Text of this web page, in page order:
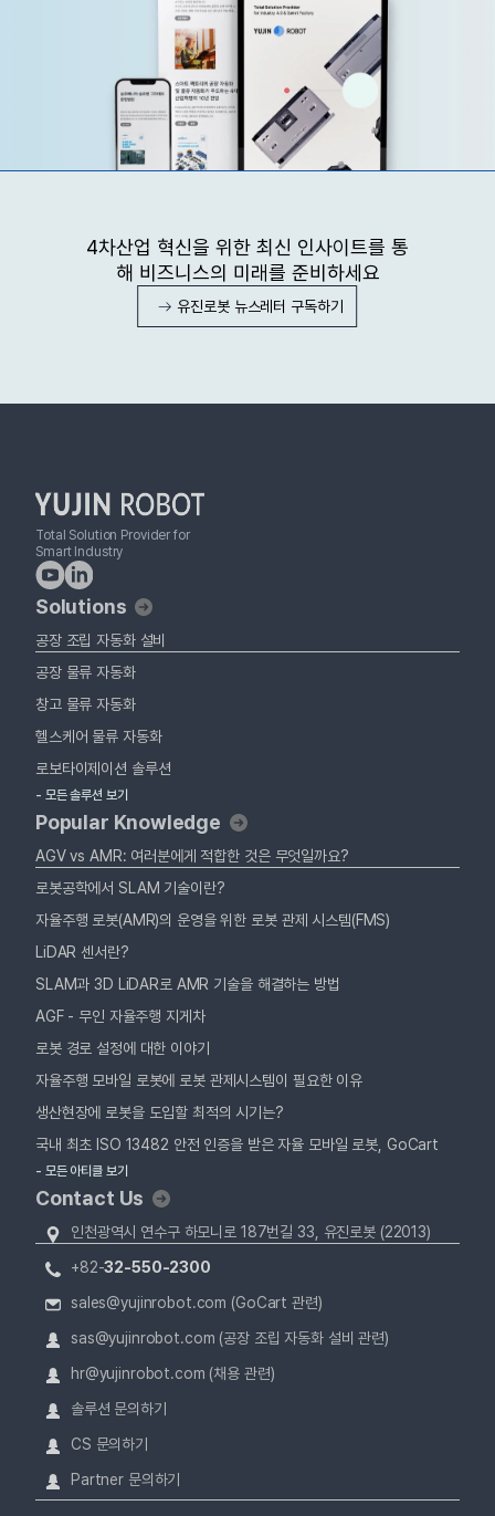
커스텀 AMR
로봇의 다양한 적재 하중부터 차상장치, 구동부, 바퀴 등 여러
옵션을 선택하여 현장 환경에 최적화된 고객 맞춤형 커스텀
AMR
2. 저상형 AMR:낮은 높이 카트 운반의 최적화된 저상형 AMR
3. Cusotmized AMR:고객 맞춤화 가능한 AMR
자동화 설비
최적화된 공장 자동화 환경을 구축하기 위해 시스템과의 네트
워크를 통한 생산관리, 이력관리, 추적관리가 가능한 실시간
- 실시간 현장 모니터링
- 다양한 로보틱스 연동
4차산업 혁신을 위한 최신 인사이트를 통
해 비즈니스의 미래를 준비하세요
유진로봇 뉴스레터 구독하기
Total Solution Provider for
Smart Industry
Solutions
공장 조립 자동화 설비
공장 물류 자동화
창고 물류 자동화
헬스케어 물류 자동화
로보타이제이션 솔루션
- 모든 솔루션 보기
Popular Knowledge
AGV vs AMR: 여러분에게 적합한 것은 무엇일까요?
로봇공학에서 SLAM 기술이란?
자율주행 로봇(AMR)의 운영을 위한 로봇 관제 시스템(FMS)
LiDAR 센서란?
SLAM과 3D LiDAR로 AMR 기술을 해결하는 방법
AGF - 무인 자율주행 지게차
로봇 경로 설정에 대한 이야기
자율주행 모바일 로봇에 로봇 관제시스템이 필요한 이유
생산현장에 로봇을 도입할 최적의 시기는?
국내 최초 ISO 13482 안전 인증을 받은 자율 모바일 로봇, GoCart
- 모든 아티클 보기
Contact Us
인천광역시 연수구 하모니로 187번길 33, 유진로봇 (22013)
+82-32-550-2300
sales@yujinrobot.com (GoCart 관련)
sas@yujinrobot.com (공장 조립 자동화 설비 관련)
hr@yujinrobot.com (채용 관련)
솔루션 문의하기
CS 문의하기
Partner 문의하기